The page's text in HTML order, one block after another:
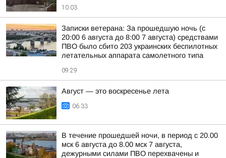
10:03
Записки ветерана: За прошедшую ночь (с
20:00 6 августа до 8:00 7 августа) средствами
ПВО было сбито 203 украинских беспилотных
летательных аппарата самолетного типа
09:29
Август — это воскресенье лета
06:33
В течение прошедшей ночи, в период с 20.00
мск 6 августа до 8.00 мск 7 августа,
дежурными силами ПВО перехвачены и